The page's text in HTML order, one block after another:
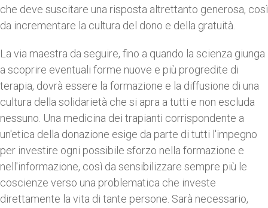
che deve suscitare una risposta altrettanto generosa, così
da incrementare la cultura del dono e della gratuità.
La via maestra da seguire, fino a quando la scienza giunga
a scoprire eventuali forme nuove e più progredite di
terapia, dovrà essere la formazione e la diffusione di una
cultura della solidarietà che si apra a tutti e non escluda
nessuno. Una medicina dei trapianti corrispondente a
un'etica della donazione esige da parte di tutti l'impegno
per investire ogni possibile sforzo nella formazione e
nell'informazione, così da sensibilizzare sempre più le
coscienze verso una problematica che investe
direttamente la vita di tante persone. Sarà necessario,